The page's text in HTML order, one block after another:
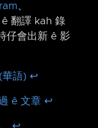
、
ê 翻譯 kah 錄
仔會出新 ê 影
華語) ↩︎
ê 文章 ↩︎